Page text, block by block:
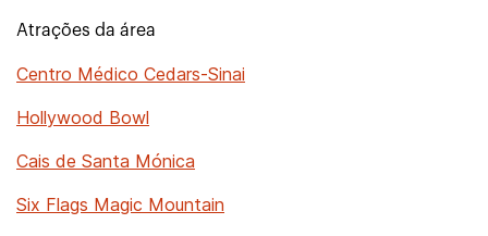
Atrações da área
Centro Médico Cedars-Sinai
Hollywood Bowl
Cais de Santa Mónica
Six Flags Magic Mountain